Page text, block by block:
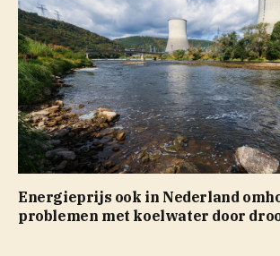
Energieprijs ook in Nederland
problemen met koelwater door